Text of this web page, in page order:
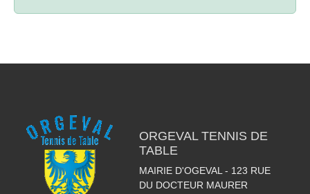
ORGEVAL TENNIS DE
TABLE
MAIRIE D'OGEVAL - 123 RUE
DU DOCTEUR MAURER